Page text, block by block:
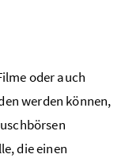
oder auch
werden können,
die einen